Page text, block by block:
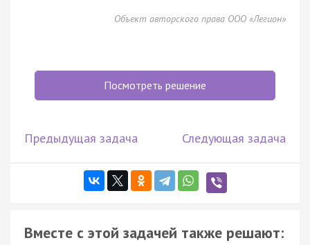
Объект авторского права ООО «Легион»
Посмотреть решение
Предыдущая задача Следующая задача
Вместе с этой задачей также решают: